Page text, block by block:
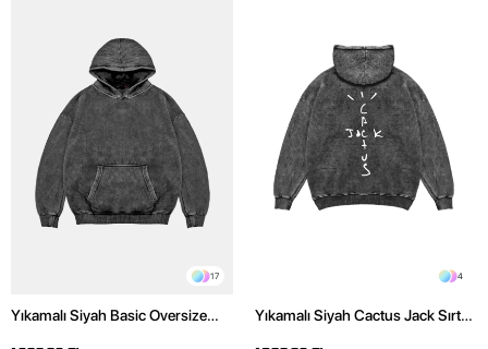
17
Yıkamalı Siyah Basic Oversize
4
Yıkamalı Siyah Cactus Jack Sırt